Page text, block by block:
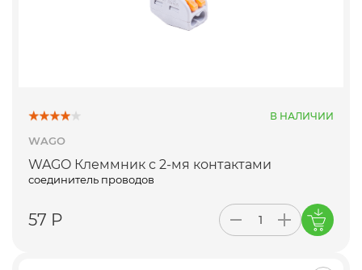
В НАЛИЧИИ
WAGO
WAGO Клеммник с 2-мя контактами
соединитель проводов
57 Р